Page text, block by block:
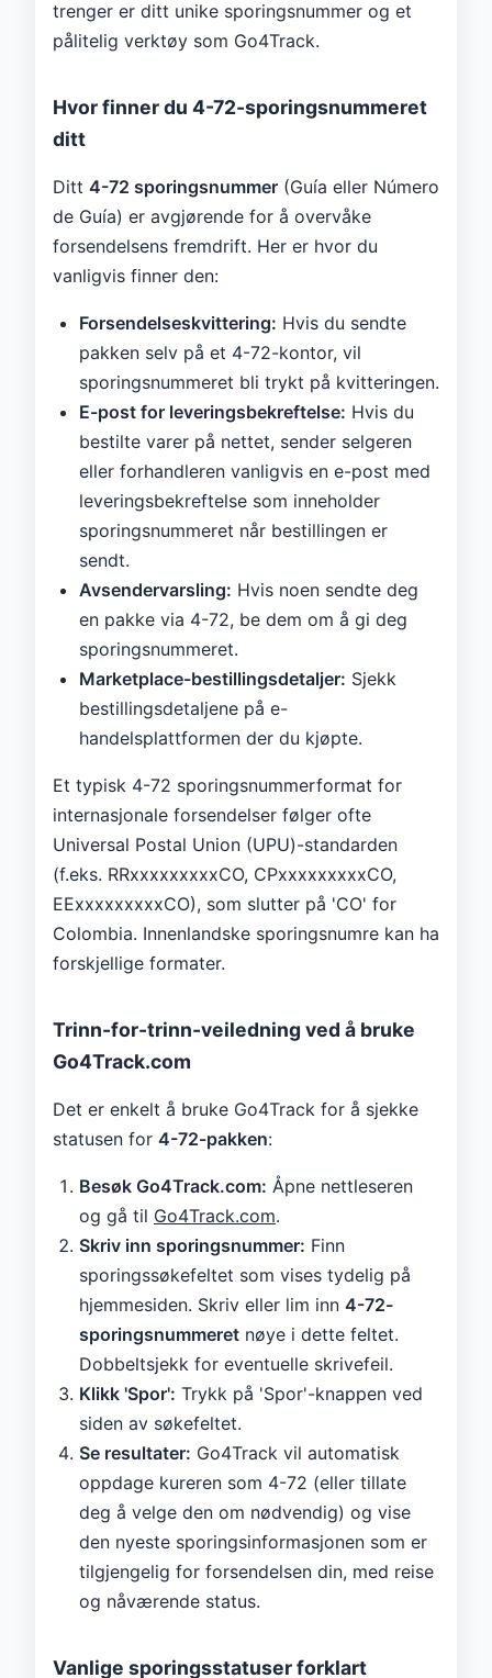
trenger er ditt unike sporingsnummer og et
pålitelig verktøy som Go4Track.
Hvor finner du 4-72-sporingsnummeret
ditt
Ditt 4-72 sporingsnummer (Guía eller Número
de Guía) er avgjørende for å overvåke
forsendelsens fremdrift. Her er hvor du
vanligvis finner den:
Forsendelseskvittering: Hvis du sendte
pakken selv på et 4-72-kontor, vil
sporingsnummeret bli trykt på kvitteringen.
E-post for leveringsbekreftelse: Hvis du
bestilte varer på nettet, sender selgeren
eller forhandleren vanligvis en e-post med
leveringsbekreftelse som inneholder
sporingsnummeret når bestillingen er
sendt.
Avsendervarsling: Hvis noen sendte deg
en pakke via 4-72, be dem om å gi deg
sporingsnummeret.
Marketplace-bestillingsdetaljer: Sjekk
bestillingsdetaljene på e-
handelsplattformen der du kjøpte.
Et typisk 4-72 sporingsnummerformat for
internasjonale forsendelser følger ofte
Universal Postal Union (UPU)-standarden
(f.eks. RRxxxxxxxxxCO, CPxxxxxxxxxCO,
EExxxxxxxxxCO), som slutter på 'CO' for
Colombia. Innenlandske sporingsnumre kan ha
forskjellige formater.
Trinn-for-trinn-veiledning ved å bruke
Go4Track.com
Det er enkelt å bruke Go4Track for å sjekke
statusen for 4-72-pakken:
Besøk Go4Track.com: Åpne nettleseren
og gå til Go4Track.com.
Skriv inn sporingsnummer: Finn
sporingssøkefeltet som vises tydelig på
hjemmesiden. Skriv eller lim inn 4-72-
sporingsnummeret nøye i dette feltet.
Dobbeltsjekk for eventuelle skrivefeil.
Klikk 'Spor': Trykk på 'Spor'-knappen ved
siden av søkefeltet.
Se resultater: Go4Track vil automatisk
oppdage kureren som 4-72 (eller tillate
deg å velge den om nødvendig) og vise
den nyeste sporingsinformasjonen som er
tilgjengelig for forsendelsen din, med reise
og nåværende status.
Vanlige sporingsstatuser forklart